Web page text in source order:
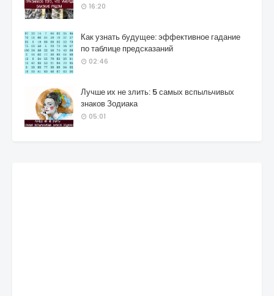
16:20
Как узнать будущее: эффективное гадание
по таблице предсказаний
02:46
Лучше их не злить: 5 самых вспыльчивых
знаков Зодиака
05:01